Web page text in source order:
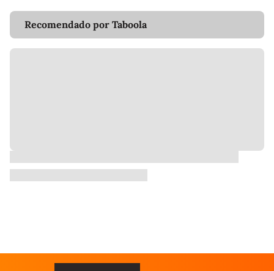
Recomendado por Taboola